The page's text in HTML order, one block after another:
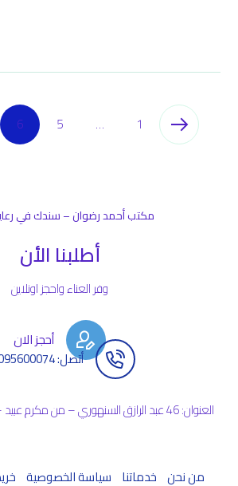
1
…
5
6
مكتب أحمد رضوان – سندك في
أطلبنا الأن
وفر العناء واحجز اونلاين
أحجز الان
أتصل: 01095600074
العنوان: 46 عبد الرازق السنهوري – من مكرم عبيد – مدينة نصر – القاهرة
من نحن خدماتنا سياسة الخصوصية